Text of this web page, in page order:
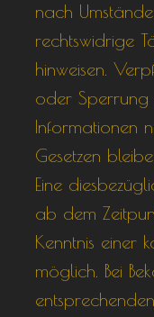
nach
rechtswidrige
hinweisen.
oder
Informationen
Gesetzen
Eine
ab dem
Kenntnis einer
möglich. Bei